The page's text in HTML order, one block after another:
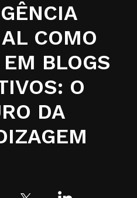
COMO
BLOGS
O
DA